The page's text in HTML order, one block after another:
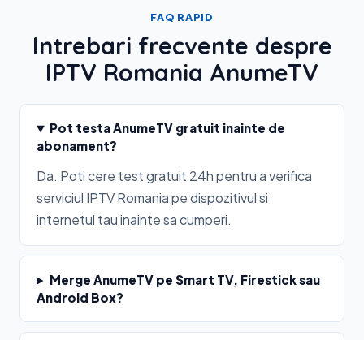
FAQ RAPID
Intrebari frecvente despre
IPTV Romania AnumeTV
Pot testa AnumeTV gratuit inainte de
abonament?
Da. Poti cere test gratuit 24h pentru a verifica
serviciul IPTV Romania pe dispozitivul si
internetul tau inainte sa cumperi.
Merge AnumeTV pe Smart TV, Firestick sau
Android Box?